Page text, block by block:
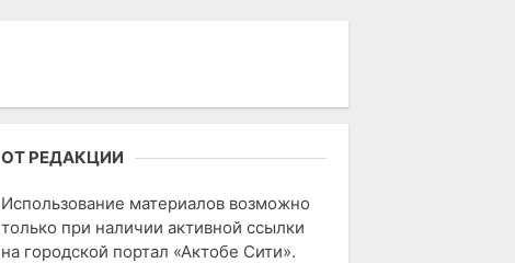
ОТ РЕДАКЦИИ
Использование материалов возможно
только при наличии активной ссылки
на городской портал «Актобе Сити».